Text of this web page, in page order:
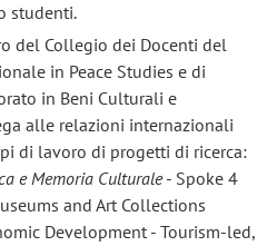
studenti.
del Collegio dei Docenti del
in Peace Studies e di
in Beni Culturali e
alle relazioni internazionali
di lavoro di progetti di ricerca:
e Memoria Culturale- Spoke 4
and Art Collections
Development - Tourism-led,